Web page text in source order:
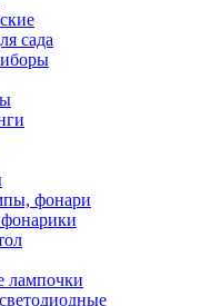
сада
фонари
лампочки